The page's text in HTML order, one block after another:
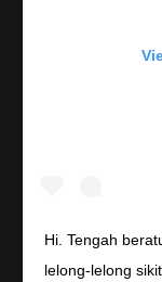
Hi. Tengah
lelong-lelong